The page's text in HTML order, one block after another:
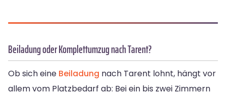
Beiladung oder Komplettumzug nach Tarent?
Ob sich eine Beiladung nach Tarent lohnt, hängt vor
allem vom Platzbedarf ab: Bei ein bis zwei Zimmern